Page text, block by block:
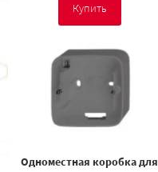
Купить
Одноместная коробка для